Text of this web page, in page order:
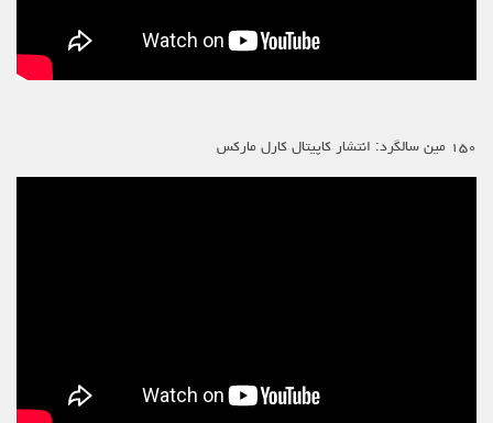
۱۵۰ مین سالگرد: انتشار کاپیتال کارل مارکس